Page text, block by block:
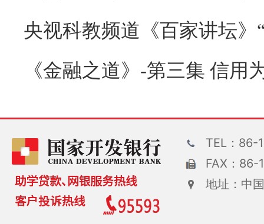
央视科教频道《百家讲坛》
《金融之道》-第三集 信用
TEL：86-
FAX：
地址：中